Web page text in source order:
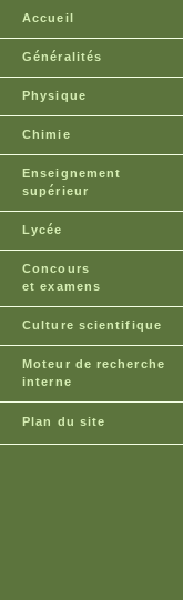
Accueil
Généralités
Physique
Chimie
Enseignement
supérieur
Lycée
Concours
et examens
Culture scientifique
Moteur de recherche
interne
Plan du site